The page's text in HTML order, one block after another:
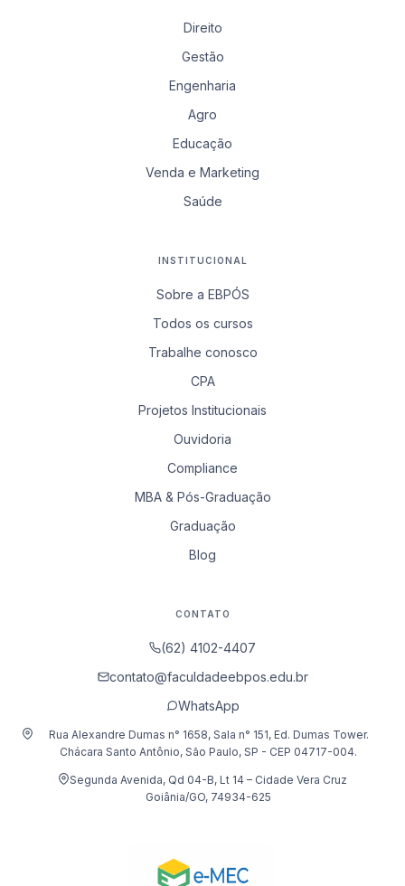
Direito
Gestão
Engenharia
Agro
Educação
Venda e Marketing
Saúde
INSTITUCIONAL
Sobre a EBPÓS
Todos os cursos
Trabalhe conosco
CPA
Projetos Institucionais
Ouvidoria
Compliance
MBA & Pós-Graduação
Graduação
Blog
CONTATO
(62) 4102-4407
contato@faculdadeebpos.edu.br
WhatsApp
Rua Alexandre Dumas n° 1658, Sala n° 151, Ed. Dumas Tower.
Chácara Santo Antônio, São Paulo, SP - CEP 04717-004.
Segunda Avenida, Qd 04-B, Lt 14 – Cidade Vera Cruz
Goiânia/GO, 74934-625